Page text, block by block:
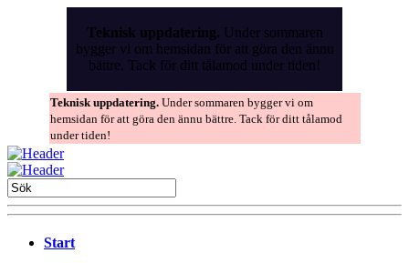
Teknisk uppdatering. Under sommaren
bygger vi om hemsidan för att göra den ännu
bättre. Tack för ditt tålamod under tiden!
Teknisk uppdatering. Under sommaren bygger vi om
hemsidan för att göra den ännu bättre. Tack för ditt tålamod
under tiden!
Start